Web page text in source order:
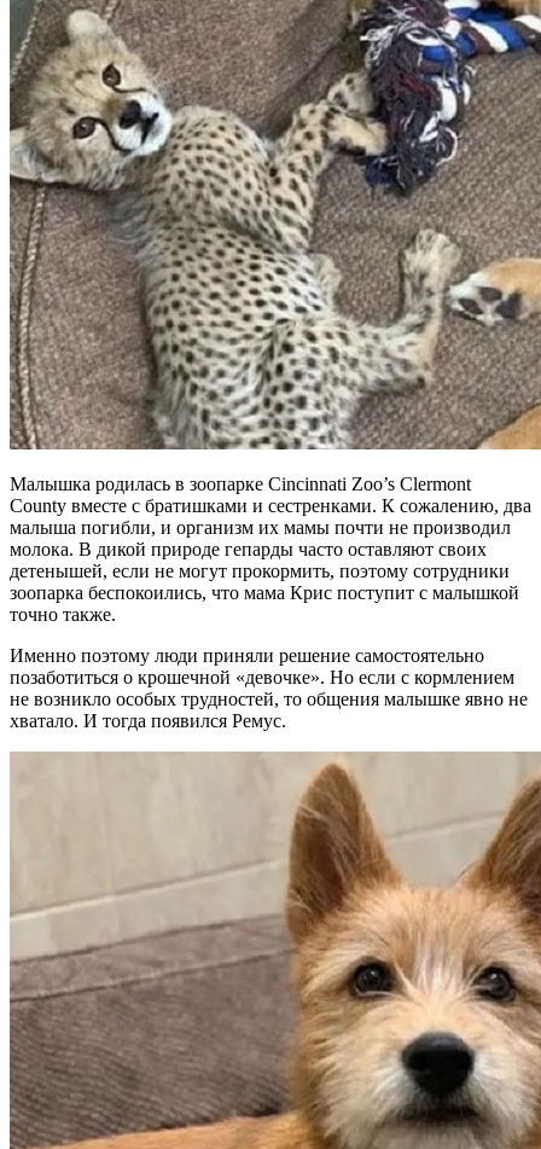
Малышка родилась в зоопарке Cincinnati Zoo’s Clermont
County вместе с братишками и сестренками. К сожалению, два
малыша погибли, и организм их мамы почти не производил
молока. В дикой природе гепарды часто оставляют своих
детенышей, если не могут прокормить, поэтому сотрудники
зоопарка беспокоились, что мама Крис поступит с малышкой
точно также.
Именно поэтому люди приняли решение самостоятельно
позаботиться о крошечной «девочке». Но если с кормлением
не возникло особых трудностей, то общения малышке явно не
хватало. И тогда появился Ремус.